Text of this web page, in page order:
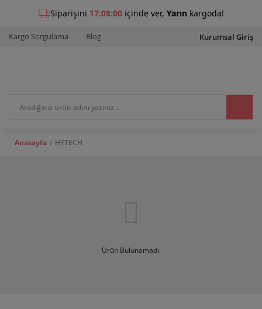
Kargo Sorgulama Blog Kurumsal Giriş
Anasayfa HYTECH
Ürün Bulunamadı.